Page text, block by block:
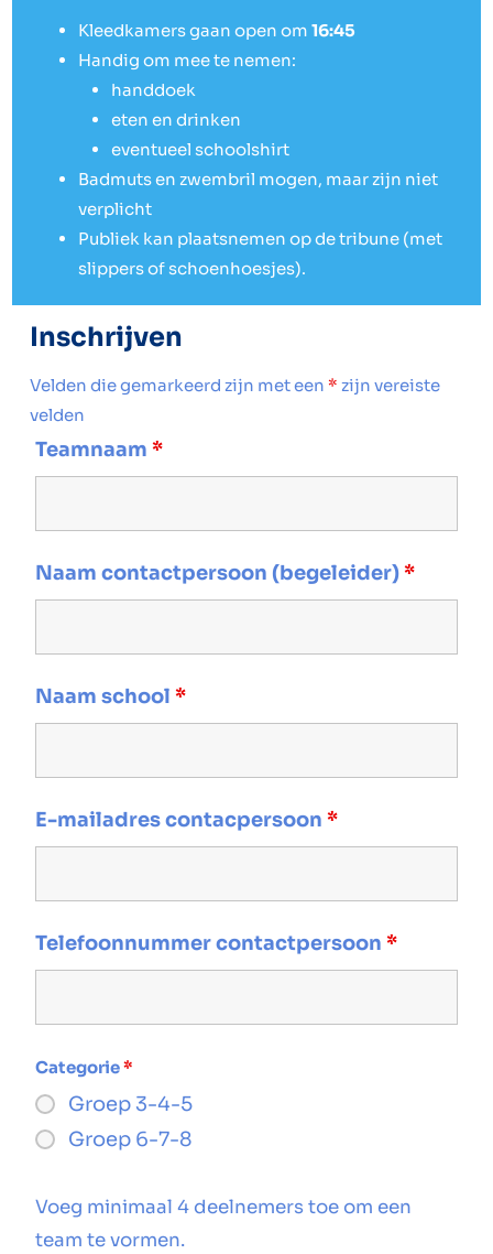
Kleedkamers gaan open om16:45
Handig om mee te nemen:
handdoek
eten en drinken
eventueel schoolshirt
Badmuts en zwembril mogen, maar zijn niet
verplicht
Publiek kan plaatsnemen op de tribune (met
slippers of schoenhoesjes).
Inschrijven
Velden die gemarkeerd zijn met een * zijn vereiste
velden
Teamnaam*
Naam contactpersoon (begeleider)*
Naam school*
E-mailadres contacpersoon*
Telefoonnummer contactpersoon*
Categorie*
Groep 3-4-5
Groep 6-7-8
Voeg minimaal 4 deelnemers toe om een
team te vormen.